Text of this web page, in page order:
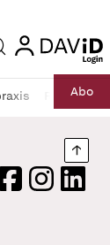
login
RechtAbo
Instagram